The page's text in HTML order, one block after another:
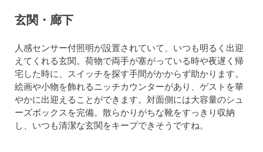
玄関・廊下
人感センサー付照明が設置されていて、いつも明るく出迎
えてくれる玄関。荷物で両手が塞がっている時や夜遅く帰
宅した時に、スイッチを探す手間がかからず助かります。
絵画や小物を飾れるニッチカウンターがあり、ゲストを華
やかに出迎えることができます。対面側には大容量のシュ
ーズボックスを完備。散らかりがちな靴をすっきり収納
し、いつも清潔な玄関をキープできそうですね。